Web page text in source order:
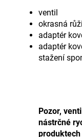
ventil
okrasná
adaptér
adaptér
stažení
Pozor,
nástrčné
produktech